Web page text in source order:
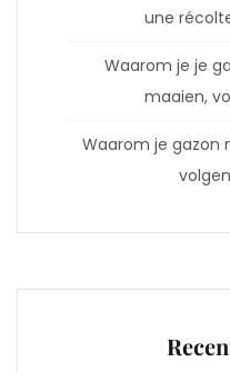
une
Waarom je je
maaien,
Waarom je gazon